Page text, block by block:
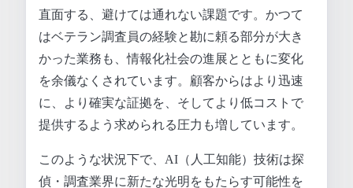
直面する、避けては通れない課題です。かつて
はベテラン調査員の経験と勘に頼る部分が大き
かった業務も、情報化社会の進展とともに変化
を余儀なくされています。顧客からはより迅速
に、より確実な証拠を、そしてより低コストで
提供するよう求められる圧力も増しています。
このような状況下で、AI（人工知能）技術は探
偵・調査業界に新たな光明をもたらす可能性を